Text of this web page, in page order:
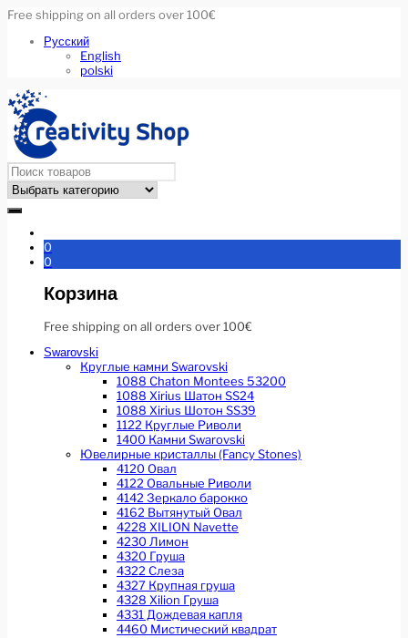
Free shipping on all orders over 100€
Русский
English
polski
0
0
Корзина
Free shipping on all orders over 100€
Swarovski
Круглые камни Swarovski
1088 Chaton Montees 53200
1088 Xirius Шатон SS24
1088 Xirius Шотон SS39
1122 Круглые Риволи
1400 Камни Swarovski
Ювелирные кристаллы (Fancy Stones)
4120 Овал
4122 Овальные Риволи
4142 Зеркало барокко
4162 Вытянутый Овал
4228 XILION Navette
4230 Лимон
4320 Груша
4322 Слеза
4327 Крупная груша
4328 Xilion Груша
4331 Дождевая капля
4460 Мистический квадрат